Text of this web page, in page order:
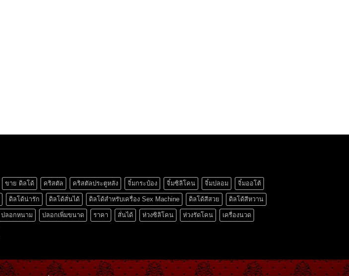
ขาย ดิลโด้ คริสตัล คริสตัลประตูหลัง จิ๋มกระป๋อง จิ๋มซิลิโคน จิ๋มปลอม จิ๋มออโต้
ดิลโด้น่ารัก ดิลโด้สั่นได้ ดิลโด้สำหรับเครื่อง Sex Machine ดิลโด้สีสวย ดิลโด้สีหวาน
ปลอกหนาม ปลอกเพิ่มขนาด ราคา สั่นได้ ห่วงซิลิโคน ห่วงรัดโคน เครื่องนวด